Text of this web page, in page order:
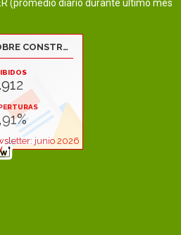
(promedio diario durante último mes